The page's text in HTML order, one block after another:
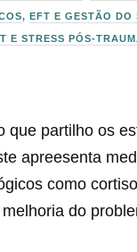
, EFT E GESTÃO DO
E STRESS PÓS-
que partilho os
apreesenta
como
do